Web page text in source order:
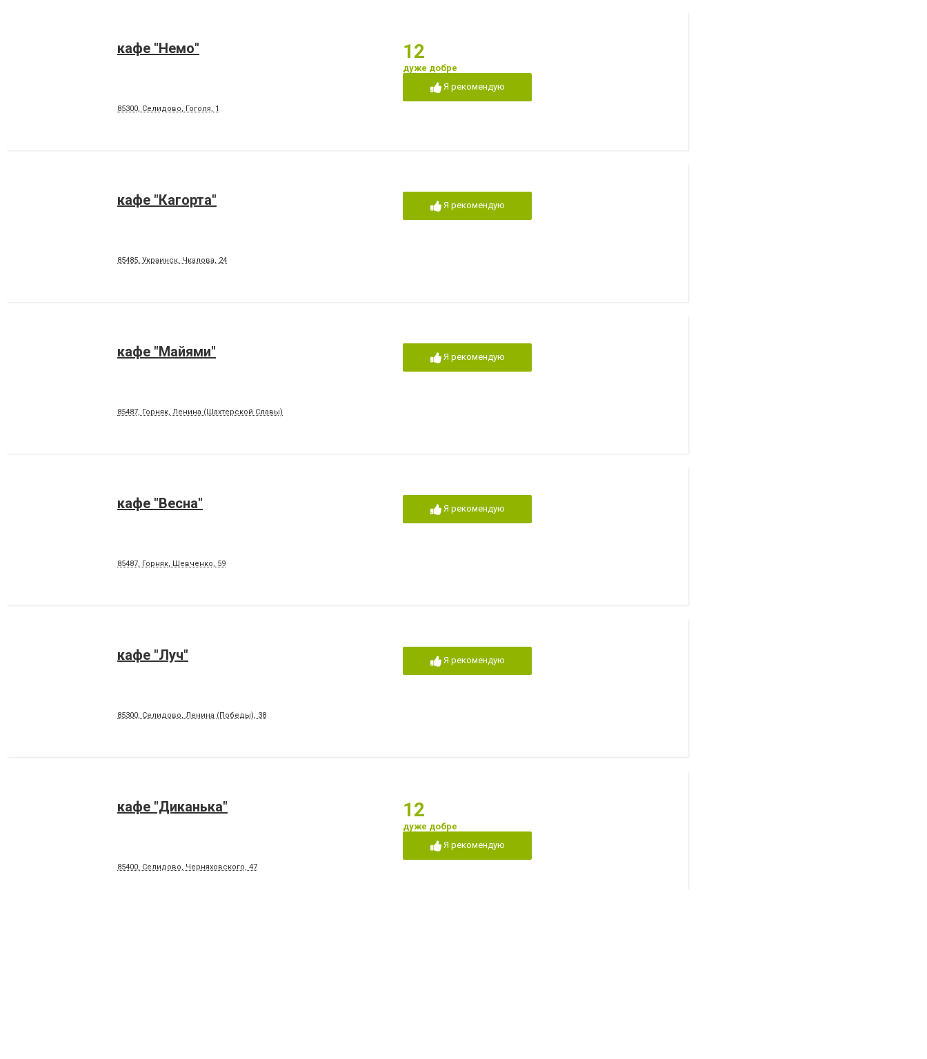
кафе "Немо"
85300, Селидово, Гоголя, 1
12
дуже добре
Я рекомендую
кафе "Кагорта"
85485, Украинск, Чкалова, 24
Я рекомендую
кафе "Майями"
85487, Горняк, Ленина (Шахтерской Славы)
Я рекомендую
кафе "Весна"
85487, Горняк, Шевченко, 59
Я рекомендую
кафе "Луч"
85300, Селидово, Ленина (Победы), 38
Я рекомендую
кафе "Диканька"
85400, Селидово, Черняховского, 47
12
дуже добре
Я рекомендую